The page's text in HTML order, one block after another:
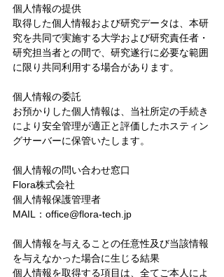
個人情報の提供
取得した個人情報および研究データは、本研
究を共同で実施する大学および研究責任者・
研究担当者との間で、研究遂行に必要な範囲
に限り共同利用する場合があります。
個人情報の委託
お預かりした個人情報は、当社所定の手続き
により安全管理が適正と評価したホスティン
グサーバーに保管いたします。
個人情報の問い合わせ窓口
Flora株式会社
個人情報保護管理者
MAIL：office@flora-tech.jp
個人情報を与えることの任意性及び当該情報
を与えなかった場合に生じる結果
個⼈情報を取得する項⽬は、全てご本⼈によ